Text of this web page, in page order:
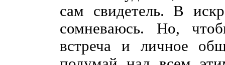
сам свидетель. В
сомневаюсь. Но,
встреча и личное